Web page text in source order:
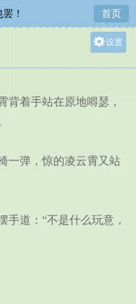
！ 首页
设置
中
着手站在原地嘚瑟，
弹，惊的凌云霄又站
道：“不是什么玩意，